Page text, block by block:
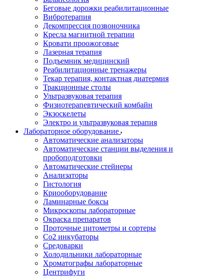
Беговые дорожки реабилитационные
Вибротерапия
Декомпрессия позвоночника
Кресла магнитной терапии
Кровати проожоговые
Лазерная терапия
Подъемник медицинский
Реабилитационные тренажеры
Текар терапия, контактная диатермия
Тракционные столы
Ультразвуковая терапия
Физиотерапевтический комбайн
Экзоскелеты
Электро и ультразвуковая терапия
Лабораторное оборудование
Автоматические анализаторы
Автоматические станции выделения и
пробоподготовки
Автоматические стейнеры
Анализаторы
Гистология
Криооборудование
Ламинарные боксы
Микроскопы лабораторные
Окраска препаратов
Проточные цитометры и сортеры
Со2 инкубаторы
Средоварки
Холодильники лабораторные
Хроматографы лабораторные
Центрифуги